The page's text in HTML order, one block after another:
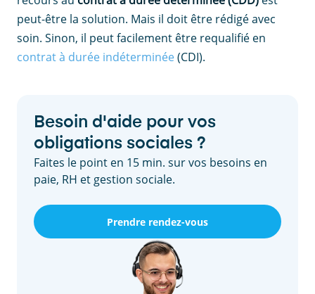
peut-être la solution. Mais il doit être rédigé avec
soin. Sinon, il peut facilement être requalifié en
contrat à durée indéterminée(CDI).
Besoin d'aide pour vos
obligations sociales ?
Faites le point en 15 min. sur vos besoins en
paie, RH et gestion sociale.
Prendre rendez-vous